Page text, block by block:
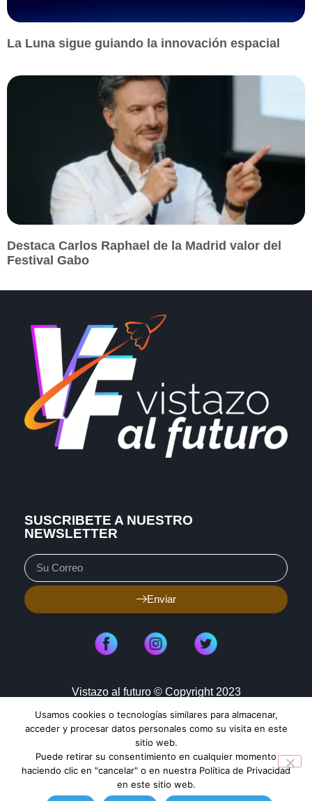
La Luna sigue guiando la innovación espacial
Destaca Carlos Raphael de la Madrid valor del
Festival Gabo
SUSCRIBETE A NUESTRO
NEWSLETTER
Enviar
Vistazo al futuro © Copyright 2023
Aviso de Privacidad
Política de Cookies
Mapa de Sitio
TENDENCIAS HOY
Usamos cookies o tecnologías similares para almacenar,
acceder y procesar datos personales como su visita en este
sitio web.
Puede retirar su consentimiento en cualquier momento
haciendo clic en "cancelar" o en nuestra Política de Privacidad
en este sitio web.